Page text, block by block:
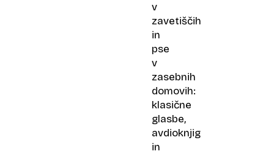
v
zavetiščih
in
pse
v
zasebnih
domovih:
klasične
glasbe,
avdioknjig
in